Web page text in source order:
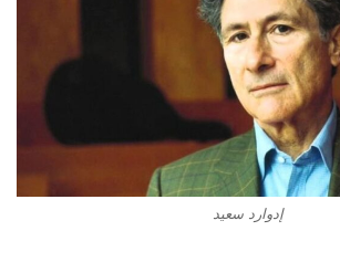
إدوارد سعيد